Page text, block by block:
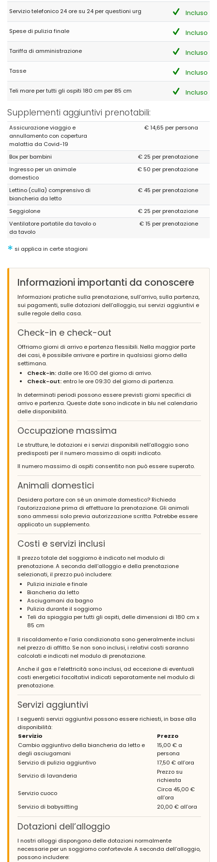
Servizio telefonico 24 ore su 24 per questioni urg Incluso
Spese di pulizia finale Incluso
Tariffa di amministrazione Incluso
Tasse Incluso
Teli mare per tutti gli ospiti 180 cm per 85 cm Incluso
Supplementi aggiuntivi prenotabili:
Assicurazione viaggio e
annullamento con copertura
malattia da Covid-19
€ 14,65 per persona
Box per bambini
€ 25 per prenotazione
Ingresso per un animale
domestico
€ 50 per prenotazione
Lettino (culla) comprensivo di
biancheria da letto
€ 45 per prenotazione
Seggiolone
€ 25 per prenotazione
Ventilatore portatile da tavolo o
da tavolo
€ 15 per prenotazione
* si applica in certe stagioni
Informazioni importanti da conoscere
Informazioni pratiche sulla prenotazione, sull’arrivo, sulla partenza,
sui pagamenti, sulle dotazioni dell’alloggio, sui servizi aggiuntivi e
sulle regole della casa.
Check-in e check-out
Offriamo giorni di arrivo e partenza flessibili. Nella maggior parte
dei casi, è possibile arrivare e partire in qualsiasi giorno della
settimana.
Check-in: dalle ore 16:00 del giorno di arrivo.
Check-out: entro le ore 09:30 del giorno di partenza.
In determinati periodi possono essere previsti giorni specifici di
arrivo e partenza. Queste date sono indicate in blu nel calendario
delle disponibilità.
Occupazione massima
Le strutture, le dotazioni e i servizi disponibili nell’alloggio sono
predisposti per il numero massimo di ospiti indicato.
Il numero massimo di ospiti consentito non può essere superato.
Animali domestici
Desidera portare con sé un animale domestico? Richieda
l’autorizzazione prima di effettuare la prenotazione. Gli animali
sono ammessi solo previa autorizzazione scritta. Potrebbe essere
applicato un supplemento.
Costi e servizi inclusi
Il prezzo totale del soggiorno è indicato nel modulo di
prenotazione. A seconda dell’alloggio e della prenotazione
selezionati, il prezzo può includere:
Pulizia iniziale e finale
Biancheria da letto
Asciugamani da bagno
Pulizia durante il soggiorno
Teli da spiaggia per tutti gli ospiti, delle dimensioni di 180 cm x
85 cm
Il riscaldamento e l’aria condizionata sono generalmente inclusi
nel prezzo di affitto. Se non sono inclusi, i relativi costi saranno
calcolati e indicati nel modulo di prenotazione.
Anche il gas e l’elettricità sono inclusi, ad eccezione di eventuali
costi energetici facoltativi indicati separatamente nel modulo di
prenotazione.
Servizi aggiuntivi
I seguenti servizi aggiuntivi possono essere richiesti, in base alla
disponibilità:
Servizio
Prezzo
Cambio aggiuntivo della biancheria da letto e
degli asciugamani
15,00 € a
persona
Servizio di pulizia aggiuntivo
17,50 € all’ora
Servizio di lavanderia
Prezzo su
richiesta
Servizio cuoco
Circa 45,00 €
all’ora
Servizio di babysitting
20,00 € all’ora
Dotazioni dell’alloggio
I nostri alloggi dispongono delle dotazioni normalmente
necessarie per un soggiorno confortevole. A seconda dell’alloggio,
possono includere: